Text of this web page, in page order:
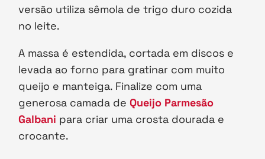
versão utiliza sêmola de trigo duro cozida
no leite.
A massa é estendida, cortada em discos e
levada ao forno para gratinar com muito
queijo e manteiga. Finalize com uma
generosa camada de Queijo Parmesão
Galbani para criar uma crosta dourada e
crocante.